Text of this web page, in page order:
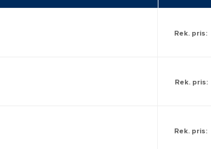
Rek. pris:
Rek. pris:
Rek. pris: